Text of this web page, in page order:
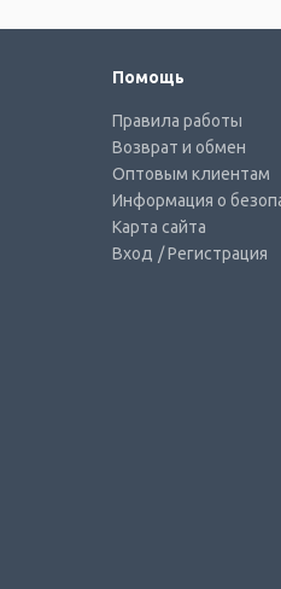
Помощь
Правила работы
Возврат и обмен
Оптовым клиентам
Информация о
Карта сайта
Вход / Регистрация